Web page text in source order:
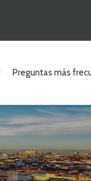
Preguntas más